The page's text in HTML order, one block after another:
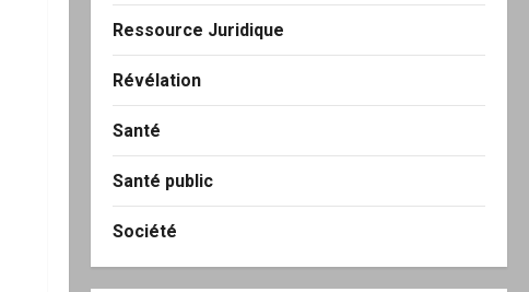
Ressource Juridique
Révélation
Santé
Santé public
Société